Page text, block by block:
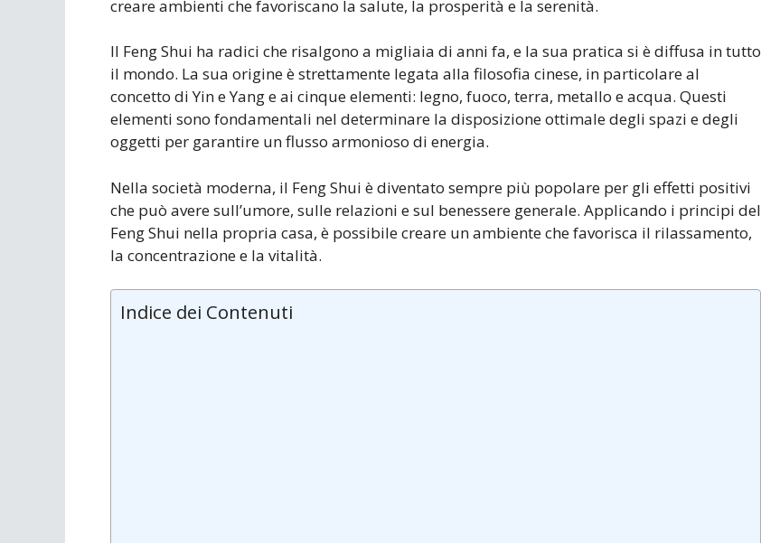
creare ambienti che favoriscano la salute, la prosperità e la serenità.
Il Feng Shui ha radici che risalgono a migliaia di anni fa, e la sua pratica si è diffusa in tutto
il mondo. La sua origine è strettamente legata alla filosofia cinese, in particolare al
concetto di Yin e Yang e ai cinque elementi: legno, fuoco, terra, metallo e acqua. Questi
elementi sono fondamentali nel determinare la disposizione ottimale degli spazi e degli
oggetti per garantire un flusso armonioso di energia.
Nella società moderna, il Feng Shui è diventato sempre più popolare per gli effetti positivi
che può avere sull’umore, sulle relazioni e sul benessere generale. Applicando i principi del
Feng Shui nella propria casa, è possibile creare un ambiente che favorisca il rilassamento,
la concentrazione e la vitalità.
Indice dei Contenuti